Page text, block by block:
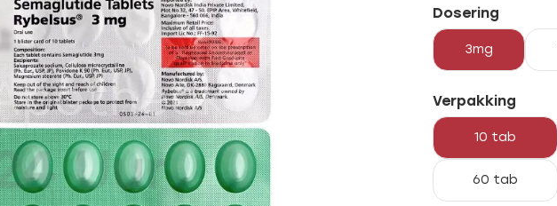
Dosering
3mg
Verpakking
10 tab
60 tab